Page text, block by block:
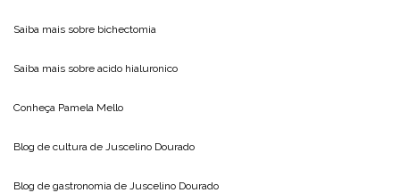
Saiba mais sobre bichectomia
Saiba mais sobre acido hialuronico
Conheça Pamela Mello
Blog de cultura de Juscelino Dourado
Blog de gastronomia de Juscelino Dourado